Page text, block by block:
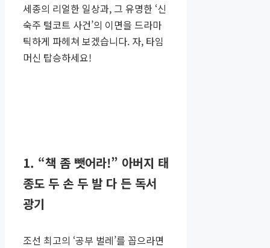
세종의 리얼한 일상과, 그 유명한 ‘신
숙주 털코트 사건’의 이면을 드라마
틱하게 파헤쳐 보겠습니다. 자, 타임
머신 탑승하세요!
1. “책 좀 뺏어라!” 아버지 태
종도 두 손 두 발 다 든 독서
광기
조선 최고의 ‘공부 벌레’를 꼽으라면